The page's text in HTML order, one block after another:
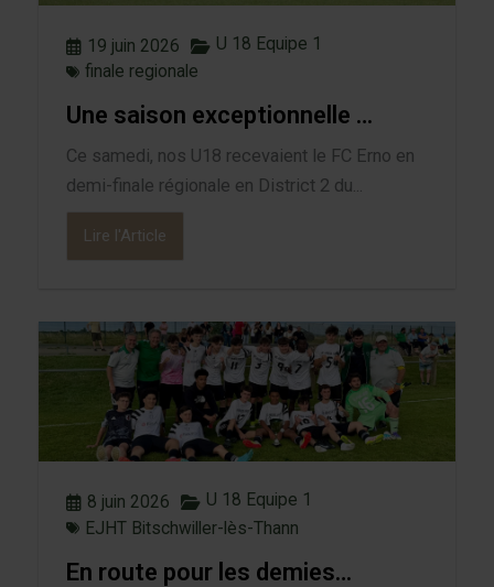
19 juin 2026
U 18 Equipe 1
finale regionale
Une saison exceptionnelle …
Ce samedi, nos U18 recevaient le FC Erno en
demi-finale régionale en District 2 du...
Lire l'Article
8 juin 2026
U 18 Equipe 1
EJHT Bitschwiller-lès-Thann
En route pour les demies…